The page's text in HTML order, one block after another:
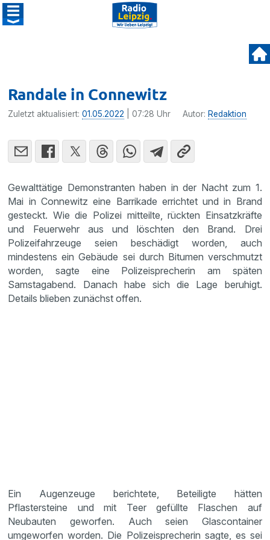
Randale in Connewitz
Zuletzt aktualisiert:01.05.2022 | 07:28 Uhr Autor: Redaktion
Gewalttätige Demonstranten haben in der Nacht zum 1.
Mai in Connewitz eine Barrikade errichtet und in Brand
gesteckt. Wie die Polizei mitteilte, rückten Einsatzkräfte
und Feuerwehr aus und löschten den Brand. Drei
Polizeifahrzeuge seien beschädigt worden, auch
mindestens ein Gebäude sei durch Bitumen verschmutzt
worden, sagte eine Polizeisprecherin am späten
Samstagabend. Danach habe sich die Lage beruhigt.
Details blieben zunächst offen.
Ein Augenzeuge berichtete, Beteiligte hätten
Pflastersteine und mit Teer gefüllte Flaschen auf
Neubauten geworfen. Auch seien Glascontainer
umgeworfen worden. Die Polizeisprecherin sagte, es sei